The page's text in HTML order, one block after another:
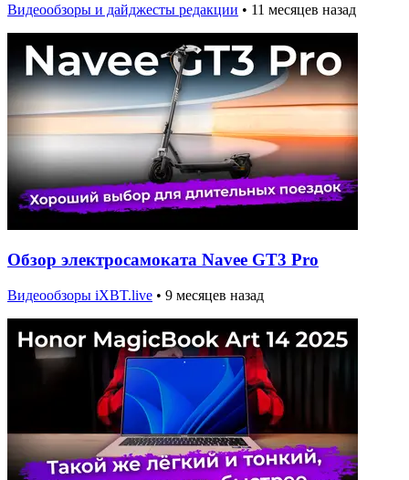
Видеообзоры и дайджесты редакции • 11 месяцев назад
Обзор электросамоката Navee GT3 Pro
Видеообзоры iXBT.live • 9 месяцев назад